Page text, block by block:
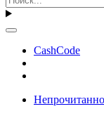
CashCode